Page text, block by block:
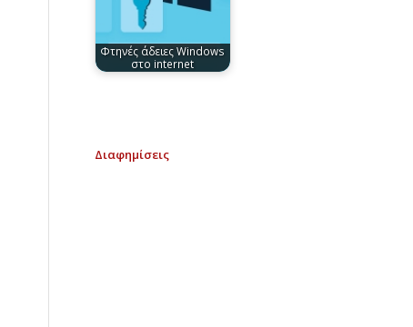
Φτηνές άδειες Windows
στο internet
Διαφημίσεις